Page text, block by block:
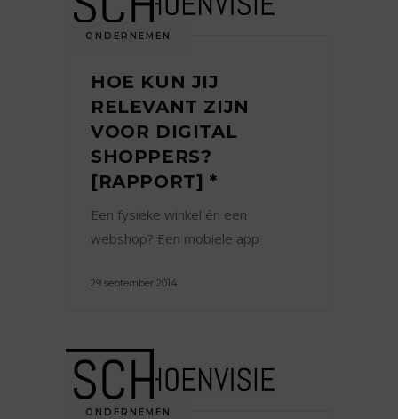
ONDERNEMEN
HOE KUN JIJ
RELEVANT ZIJN
VOOR DIGITAL
SHOPPERS?
[RAPPORT] *
Een fysieke winkel én een
webshop? Een mobiele app
29 september 2014
ONDERNEMEN